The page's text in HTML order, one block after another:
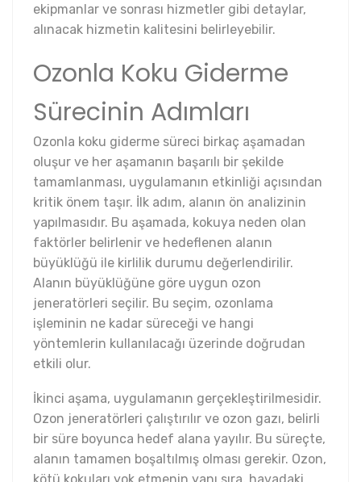
ekipmanlar ve sonrası hizmetler gibi detaylar,
alınacak hizmetin kalitesini belirleyebilir.
Ozonla Koku Giderme
Sürecinin Adımları
Ozonla koku giderme süreci birkaç aşamadan
oluşur ve her aşamanın başarılı bir şekilde
tamamlanması, uygulamanın etkinliği açısından
kritik önem taşır. İlk adım, alanın ön analizinin
yapılmasıdır. Bu aşamada, kokuya neden olan
faktörler belirlenir ve hedeflenen alanın
büyüklüğü ile kirlilik durumu değerlendirilir.
Alanın büyüklüğüne göre uygun ozon
jeneratörleri seçilir. Bu seçim, ozonlama
işleminin ne kadar süreceği ve hangi
yöntemlerin kullanılacağı üzerinde doğrudan
etkili olur.
İkinci aşama, uygulamanın gerçekleştirilmesidir.
Ozon jeneratörleri çalıştırılır ve ozon gazı, belirli
bir süre boyunca hedef alana yayılır. Bu süreçte,
alanın tamamen boşaltılmış olması gerekir. Ozon,